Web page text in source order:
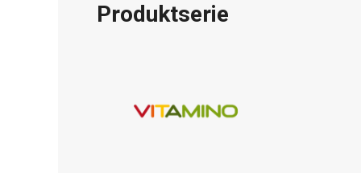
Produktserie